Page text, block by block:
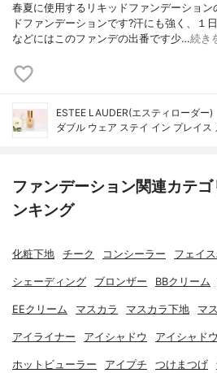
春夏に使用するリキッドファンデーショ
ドファンデーションです?汗にも強く、１
などにはこのファンデの出番です少…続き
ESTEE LAUDER(エスティローダー)
ダブル ウェア ステイ イン プレイス
ファンデーション関連カテ
ンキング
化粧下地 チーク コンシーラー フェイ
シェーディング ブロンザー BBクリーム
EEクリーム マスカラ マスカラ下地 マ
アイライナー アイシャドウ アイシャド
ホットビューラー アイプチ つけまつげ